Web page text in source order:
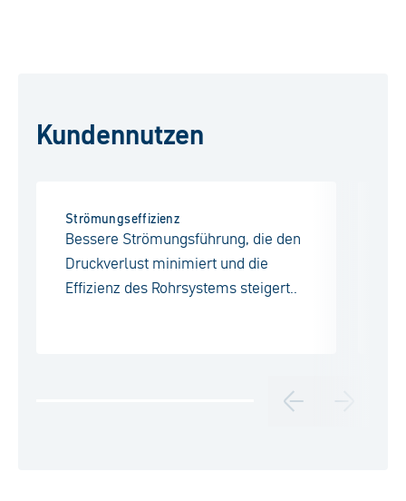
Kundennutzen
Strömungseffizienz
Bessere Strömungsführung, die den
Druckverlust minimiert und die
Effizienz des Rohrsystems steigert..